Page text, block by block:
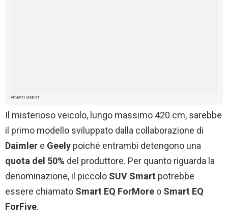
ADVERTISEMENT
Il misterioso veicolo, lungo massimo 420 cm, sarebbe
il primo modello sviluppato dalla collaborazione di
Daimler e Geely poiché entrambi detengono una
quota del 50% del produttore. Per quanto riguarda la
denominazione, il piccolo SUV Smart potrebbe
essere chiamato Smart EQ ForMore o Smart EQ
ForFive.